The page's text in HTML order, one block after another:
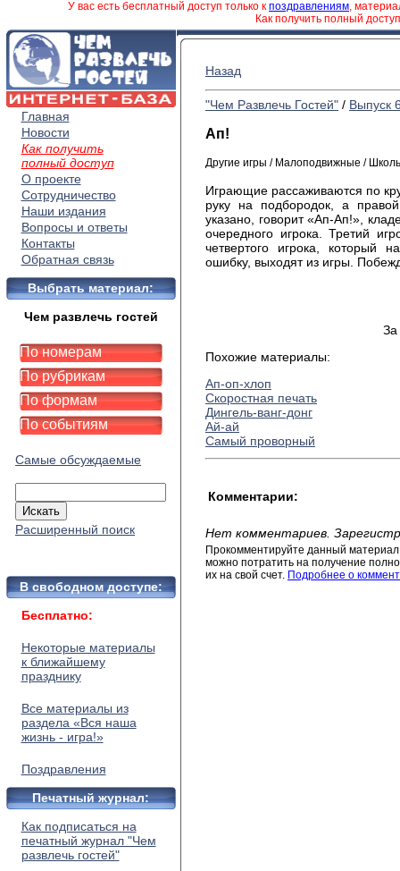
У вас есть бесплатный доступ только к поздравлениям,
Как получить полный
Главная
Новости
Как получить
полный доступ
О проекте
Сотрудничество
Наши издания
Вопросы и ответы
Контакты
Обратная связь
Выбрать материал:
Чем развлечь гостей
По номерам
По рубрикам
По формам
По событиям
Самые обсуждаемые
Расширенный поиск
В свободном доступе:
Бесплатно:
Некоторые материалы
к ближайшему
празднику
Все материалы из
раздела «Вся наша
жизнь - игра!»
Поздравления
Печатный журнал:
Как подписаться на
печатный журнал "Чем
развлечь гостей"
Назад
"Чем Развлечь Гостей" / Выпуск
Ап!
Другие игры / Малоподвижные /
Играющие рассаживаются по
руку на подбородок, а
указано, говорит «Ап-Ап!»,
очередного игрока. Третий
четвертого игрока, который
ошибку, выходят из игры.
За
Похожие материалы:
Ап-оп-хлоп
Скоростная печать
Дингель-ванг-донг
Ай-ай
Самый проворный
Комментарии:
Нет комментариев.
Прокомментируйте данный
можно потратить на получение
их на свой счет. Подробнее о